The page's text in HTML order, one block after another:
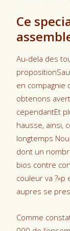
Ce
Au-dela des
en compagnie
obtenons
cependantEt
hausse, ainsi,
longtemps
dont un
bios contre
couleur va
aupres se
Comme